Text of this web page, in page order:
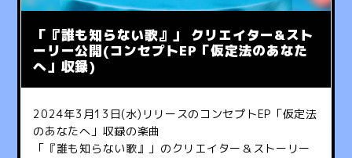
「『誰も知らない歌』」 クリエイター&スト
ーリー公開(コンセプトEP「仮定法のあなた
へ」収録)
2024年3 月13 日(水) リリースのコンセプトEP 「仮定法
のあなたへ」収録の楽曲
「『誰も知らない歌』」のクリエイター＆ストーリー